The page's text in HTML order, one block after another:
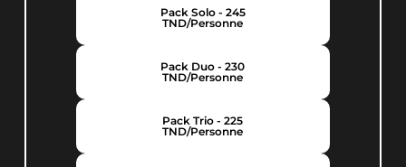
Pack Solo - 245
TND/personne
Pack Duo - 230
TND/personne
Pack Trio - 225
TND/personne